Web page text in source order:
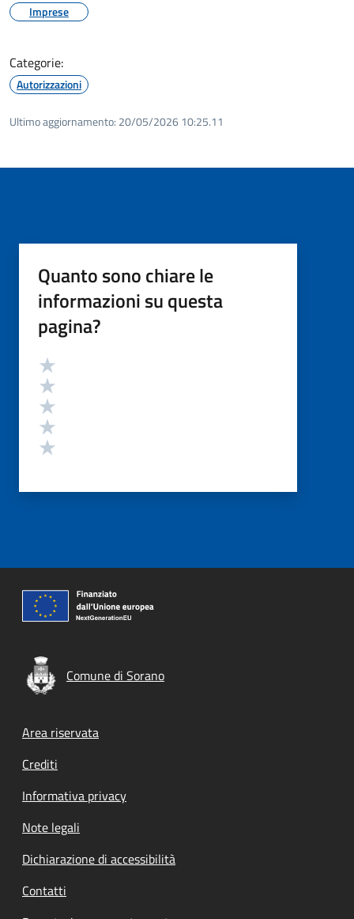
Imprese
Categorie:
Autorizzazioni
Ultimo aggiornamento: 20/05/2026 10:25.11
Quanto sono chiare le
informazioni su questa
pagina?
Valutazione
Comune di Sorano
Footer menu
Area riservata
Crediti
Informativa privacy
Note legali
Dichiarazione di accessibilità
Contatti